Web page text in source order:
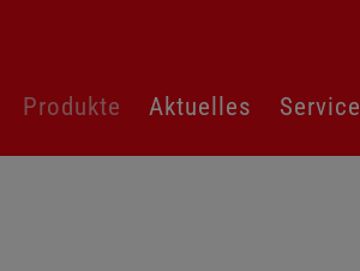
überspringen
Produkte Aktuelles Service